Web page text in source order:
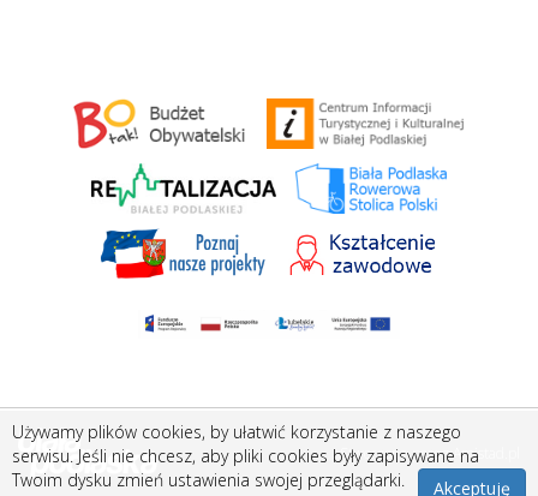
Stworzone przezAmistad.pl
Używamy plików cookies, by ułatwić korzystanie z naszego
serwisu. Jeśli nie chcesz, aby pliki cookies były zapisywane na
Twoim dysku zmień ustawienia swojej przeglądarki.
Akceptuję